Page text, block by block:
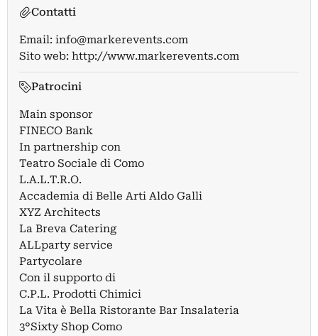
Contatti
Email: info@markerevents.com
Sito web: http://www.markerevents.com
Patrocini
Main sponsor
FINECO Bank
In partnership con
Teatro Sociale di Como
L.A.L.T.R.O.
Accademia di Belle Arti Aldo Galli
XYZ Architects
La Breva Catering
ALLparty service
Partycolare
Con il supporto di
C.P.L. Prodotti Chimici
La Vita è Bella Ristorante Bar Insalateria
3°Sixty Shop Como